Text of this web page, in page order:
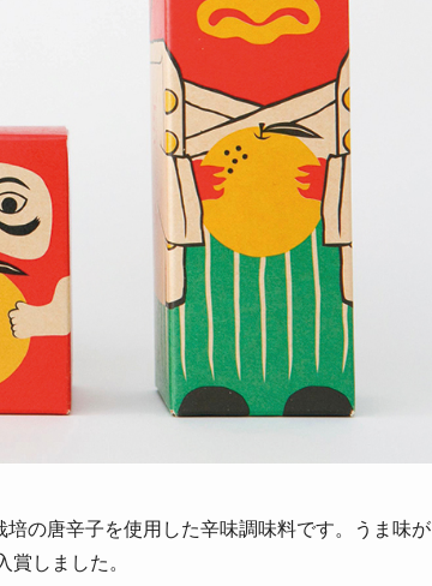
の唐辛子を使用した辛味調味料です。うま味が
しました。